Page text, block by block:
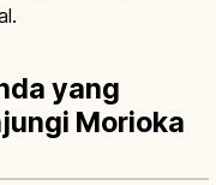
yang
Morioka